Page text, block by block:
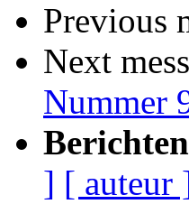
Previous
Next
Nummer
] [ auteur